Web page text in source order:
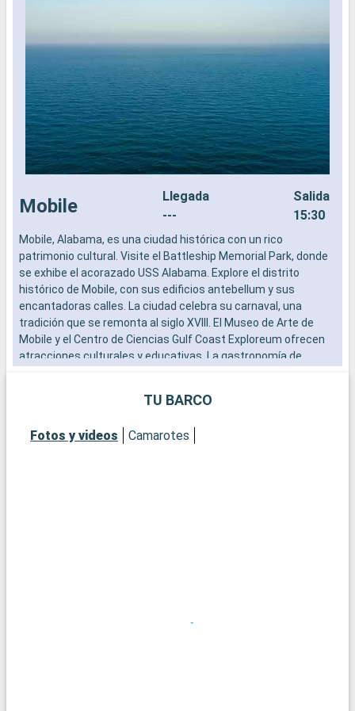
Mobile
Llegada
---
Salida
15:30
Mobile, Alabama, es una ciudad histórica con un rico
patrimonio cultural. Visite el Battleship Memorial Park, donde
se exhibe el acorazado USS Alabama. Explore el distrito
histórico de Mobile, con sus edificios antebellum y sus
encantadoras calles. La ciudad celebra su carnaval, una
tradición que se remonta al siglo XVIII. El Museo de Arte de
Mobile y el Centro de Ciencias Gulf Coast Exploreum ofrecen
atracciones culturales y educativas. La gastronomía de
TU BARCO
Fotos y videos Camarotes